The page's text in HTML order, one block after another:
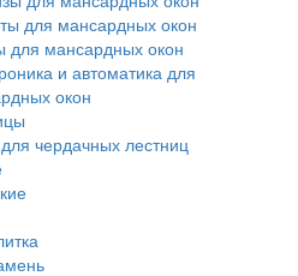
для мансардных окон
для мансардных окон
и автоматика для
окон
чердачных лестниц